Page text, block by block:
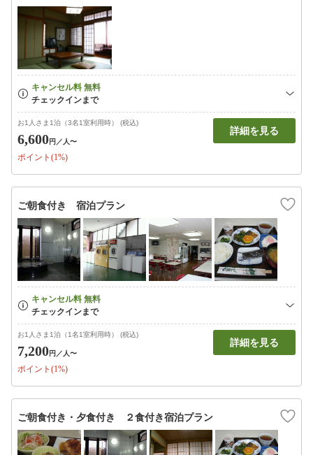
お1人さま1泊（3名1室利用時） (税込)
6,600円 ／人〜
ポイント(1%)
詳細を見る
ご朝食付き 宿泊プラン
お1人さま1泊（1名1室利用時） (税込)
7,200円 ／人〜
ポイント(1%)
詳細を見る
ご朝食付き・夕食付き ２食付き宿泊プラン